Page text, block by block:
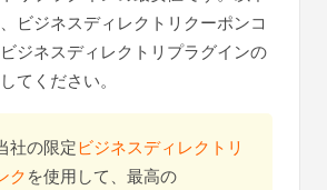
ビジネスディレクトリクーポンコ
ジネスディレクトリプラグインの
てください。
社の限定ビジネスディレクトリ
クを使用して、最高の